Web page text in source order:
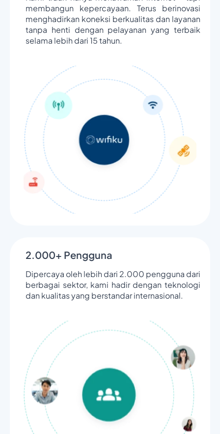
membangun kepercayaan. Terus berinovasi
menghadirkan koneksi berkualitas dan layanan
tanpa henti dengan pelayanan yang terbaik
selama lebih dari 15 tahun.
2.000+ Pengguna
Dipercaya oleh lebih dari 2.000 pengguna dari
berbagai sektor, kami hadir dengan teknologi
dan kualitas yang berstandar internasional.